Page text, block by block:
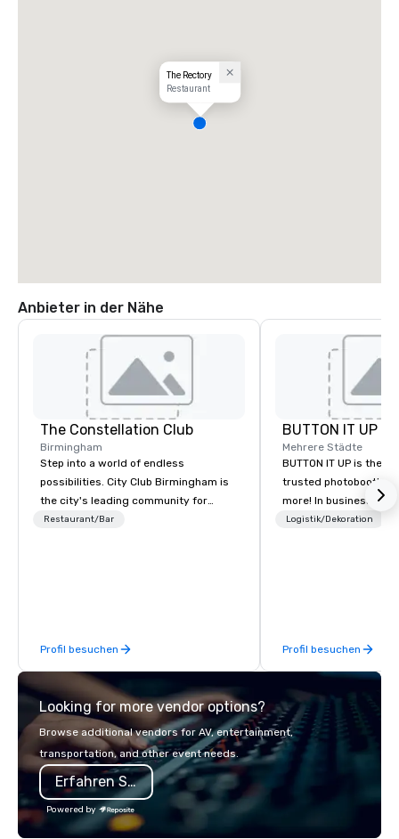
The Rectory
Restaurant
Anbieter in der Nähe
The Constellation Club
Birmingham
Step into a world of endless
possibilities. City Club Birmingham is
the city's leading community for
purpose and connection in the heart
socials while overlooking breathtaking
city views.
Restaurant/Bar
Profil besuchen
BUTTON IT UP
Mehrere Städte
BUTTON IT UP is the
trusted photobooth
more! In business for 35+ years, we
have the largest
Logistik/Dekoration
Profil besuchen
Looking for more vendor options?
Browse additional vendors for AV, entertainment,
transportation, and other event needs.
Erfahren Sie mehr
Powered by